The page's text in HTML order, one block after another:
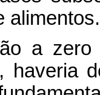
alimentos.
a zero
haveria